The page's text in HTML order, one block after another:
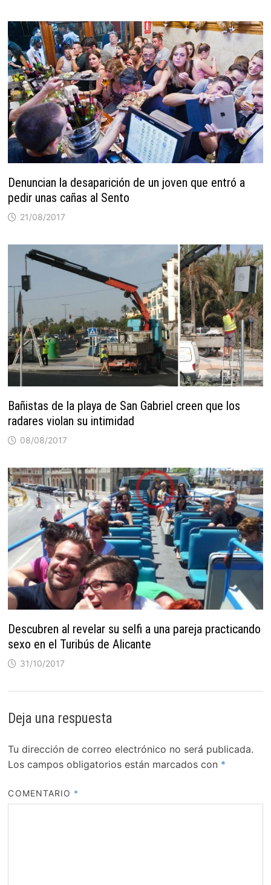
Denuncian la desaparición de un joven que entró a
pedir unas cañas al Sento
21/08/2017
Bañistas de la playa de San Gabriel creen que los
radares violan su intimidad
08/08/2017
Descubren al revelar su selfi a una pareja practicando
sexo en el Turibús de Alicante
31/10/2017
Deja una respuesta
Tu dirección de correo electrónico no será publicada.
Los campos obligatorios están marcados con *
COMENTARIO *